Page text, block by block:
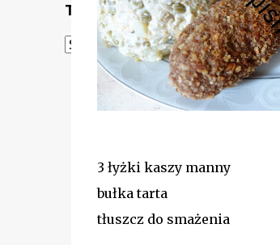
Translate
Powered by Translate
3 łyżki kaszy manny
bułka tarta
tłuszcz do smażenia